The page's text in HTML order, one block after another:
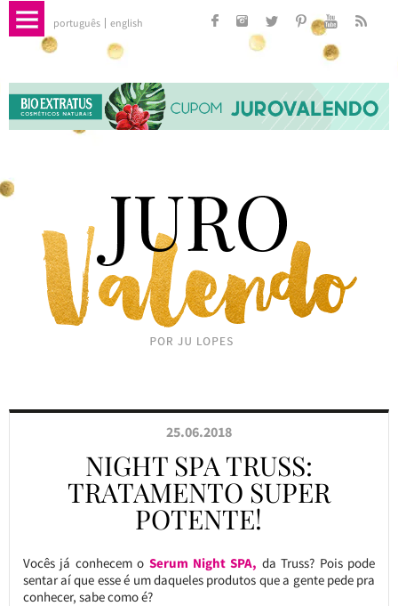
português english
25.06.2018
NIGHT SPA TRUSS:
TRATAMENTO SUPER
POTENTE!
Vocês já conhecem o Serum Night SPA, da Truss? Pois pode
sentar aí que esse é um daqueles produtos que a gente pede pra
conhecer, sabe como é?